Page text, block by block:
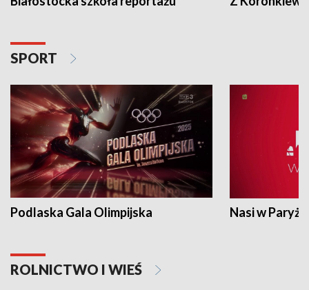
SPORT
Podlaska Gala Olimpijska Nasi w Paryżu
ROLNICTWO I WIEŚ